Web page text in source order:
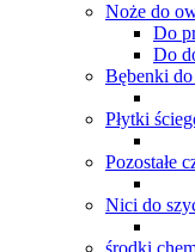
Noże do
Do
Do
Bębenki do
Płytki
Pozostałe
Nici do
środki